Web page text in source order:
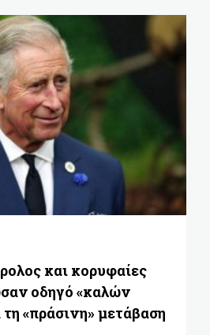
και κορυφαίες
οδηγό «καλών
«πράσινη» μετάβαση